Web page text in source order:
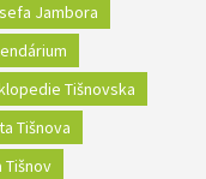
Jambora
Tišnovska
Tišnova
Tišnov